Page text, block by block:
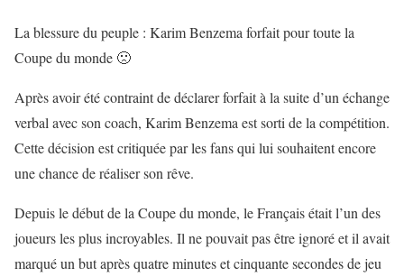
La blessure du peuple : Karim Benzema forfait pour toute la
Coupe du monde 🙁
Après avoir été contraint de déclarer forfait à la suite d’un échange
verbal avec son coach, Karim Benzema est sorti de la compétition.
Cette décision est critiquée par les fans qui lui souhaitent encore
une chance de réaliser son rêve.
Depuis le début de la Coupe du monde, le Français était l’un des
joueurs les plus incroyables. Il ne pouvait pas être ignoré et il avait
marqué un but après quatre minutes et cinquante secondes de jeu